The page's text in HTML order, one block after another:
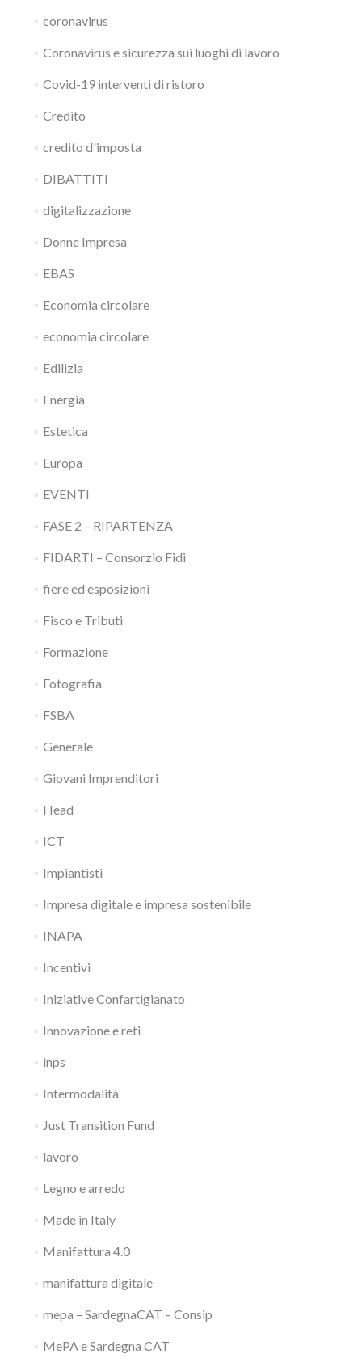
coronavirus
Coronavirus e sicurezza sui luoghi di lavoro
Covid-19 interventi di ristoro
Credito
credito d'imposta
DIBATTITI
digitalizzazione
Donne Impresa
EBAS
Economia circolare
economia circolare
Edilizia
Energia
Estetica
Europa
EVENTI
FASE 2 – RIPARTENZA
FIDARTI – Consorzio Fidi
fiere ed esposizioni
Fisco e Tributi
Formazione
Fotografia
FSBA
Generale
Giovani Imprenditori
Head
ICT
Impiantisti
Impresa digitale e impresa sostenibile
INAPA
Incentivi
Iniziative Confartigianato
Innovazione e reti
inps
Intermodalità
Just Transition Fund
lavoro
Legno e arredo
Made in Italy
Manifattura 4.0
manifattura digitale
mepa – SardegnaCAT – Consip
MePA e Sardegna CAT